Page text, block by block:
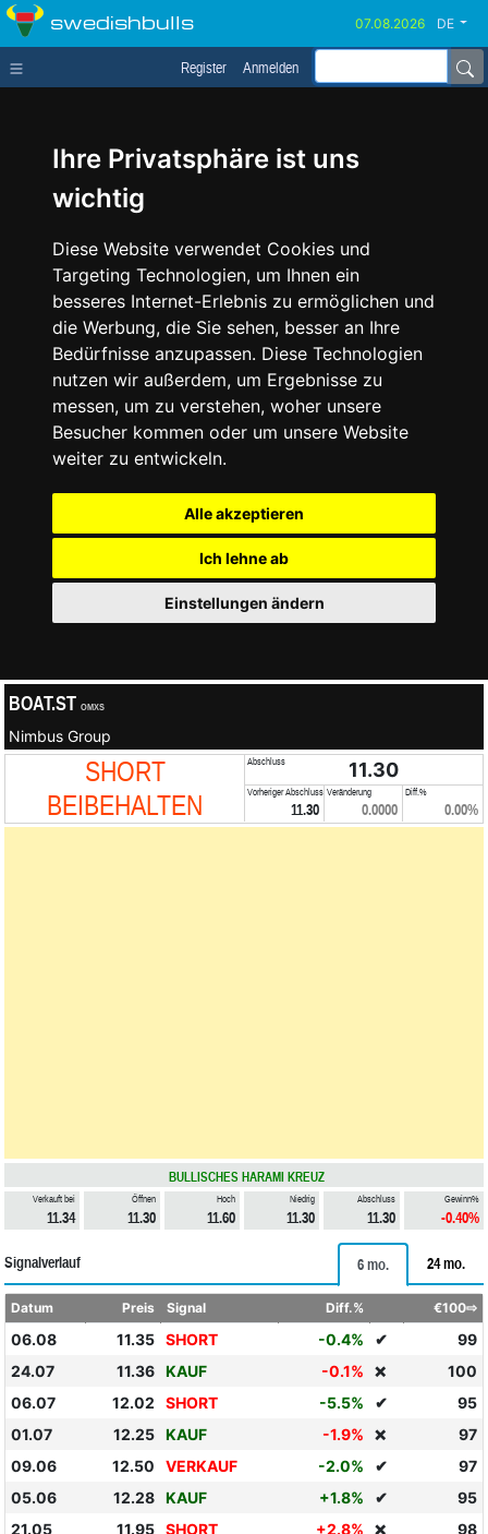
Ihre Privatsphäre ist uns
wichtig
Diese Website verwendet Cookies und
Targeting Technologien, um Ihnen ein
besseres Internet-Erlebnis zu ermöglichen und
die Werbung, die Sie sehen, besser an Ihre
Bedürfnisse anzupassen. Diese Technologien
nutzen wir außerdem, um Ergebnisse zu
messen, um zu verstehen, woher unsere
Besucher kommen oder um unsere Website
weiter zu entwickeln.
Alle akzeptieren
Ich lehne ab
Einstellungen ändern
swedishbulls DE
Register Anmelden
BOAT.ST OMXS
Nimbus Group
SHORT
BEIBEHALTEN
Abschluss 11.30
Vorheriger Abschluss
11.30
Veränderung
0.0000
Diff.%
0.00%
BULLISCHES HARAMI KREUZ
Verkauft bei
11.34
Öffnen
11.30
Hoch
11.60
Niedrig
11.30
Abschluss
11.30
Gewinn%
-0.40%
Signalverlauf 6 mo. 24 mo.
Datum Preis Signal Diff.% €100⇨
06.08 11.35 SHORT -0.4% ✔
99
24.07
11.36 KAUF -0.1% ❌
100
06.07
12.02 SHORT -5.5% ✔
95
01.07
12.25 KAUF -1.9% ❌
97
09.06
12.50 VERKAUF -2.0% ✔
97
05.06
12.28 KAUF +1.8% ✔
95
21.05
11.95 SHORT +2.8% ❌
98